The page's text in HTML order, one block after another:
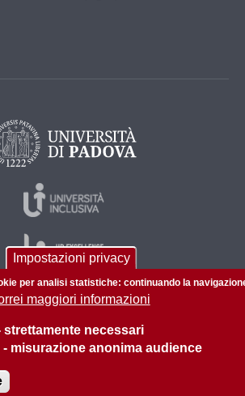
00742430283 C.F. 80006480281
Impostazioni privacy
per analisi statistiche: continuando la
maggiori informazioni
necessari
misurazione anonima audience